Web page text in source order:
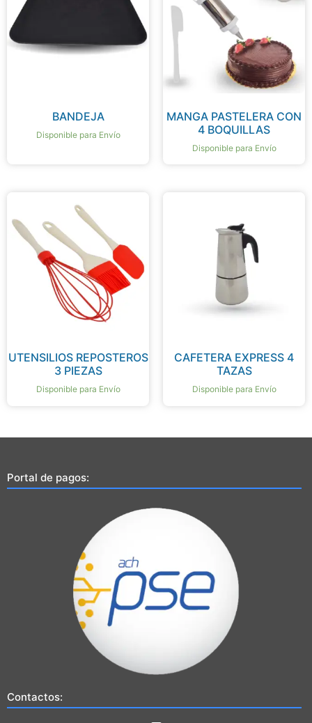
BANDEJA
Disponible para Envío
MANGA PASTELERA CON
4 BOQUILLAS
Disponible para Envío
UTENSILIOS REPOSTEROS
3 PIEZAS
Disponible para Envío
CAFETERA EXPRESS 4
TAZAS
Disponible para Envío
Portal de pagos:
Contactos: